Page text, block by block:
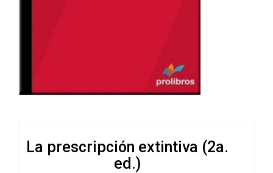
La prescripción extintiva (2a.
ed.)